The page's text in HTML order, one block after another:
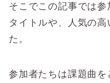
そこでこの記事では
タイトルや、人気の
た。
参加者たちは課題曲を